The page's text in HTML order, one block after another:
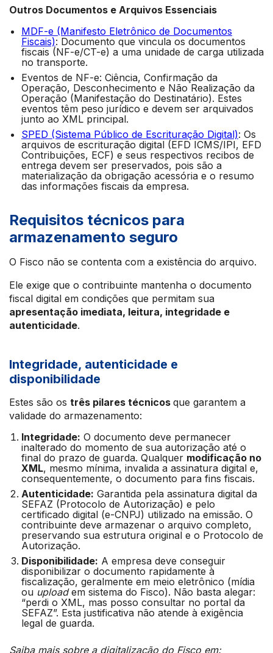
Outros Documentos e Arquivos Essenciais
MDF-e (Manifesto Eletrônico de Documentos
Fiscais): Documento que vincula os documentos
fiscais (NF-e/CT-e) a uma unidade de carga utilizada
no transporte.
Eventos de NF-e: Ciência, Confirmação da
Operação, Desconhecimento e Não Realização da
Operação (Manifestação do Destinatário). Estes
eventos têm peso jurídico e devem ser arquivados
junto ao XML principal.
SPED (Sistema Público de Escrituração Digital): Os
arquivos de escrituração digital (EFD ICMS/IPI, EFD
Contribuições, ECF) e seus respectivos recibos de
entrega devem ser preservados, pois são a
materialização da obrigação acessória e o resumo
das informações fiscais da empresa.
Requisitos técnicos para
armazenamento seguro
O Fisco não se contenta com a existência do arquivo.
Ele exige que o contribuinte mantenha o documento
fiscal digital em condições que permitam sua
apresentação imediata, leitura, integridade e
autenticidade.
Integridade, autenticidade e
disponibilidade
Estes são os três pilares técnicos que garantem a
validade do armazenamento:
Integridade: O documento deve permanecer
inalterado do momento de sua autorização até o
final do prazo de guarda. Qualquer modificação no
XML, mesmo mínima, invalida a assinatura digital e,
consequentemente, o documento para fins fiscais.
Autenticidade: Garantida pela assinatura digital da
SEFAZ (Protocolo de Autorização) e pelo
certificado digital (e-CNPJ) utilizado na emissão. O
contribuinte deve armazenar o arquivo completo,
preservando sua estrutura original e o Protocolo de
Autorização.
Disponibilidade: A empresa deve conseguir
disponibilizar o documento rapidamente à
fiscalização, geralmente em meio eletrônico (mídia
ou uploadem sistema do Fisco). Não basta alegar:
“perdi o XML, mas posso consultar no portal da
SEFAZ”. Esta justificativa não atende à exigência
legal de guarda.
Saiba mais sobre a digitalização do Fisco em: